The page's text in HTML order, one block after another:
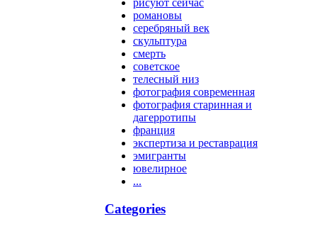
рисуют сейчас
романовы
серебряный век
скульптура
смерть
советское
телесный низ
фотография современная
фотография старинная и
дагерротипы
франция
экспертиза и реставрация
эмигранты
ювелирное
...
Categories